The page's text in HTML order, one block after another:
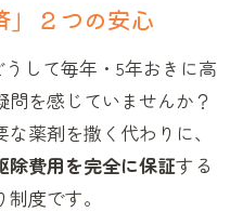
２つの安心
して毎年・5年おきに高
問を感じていませんか？
な薬剤を撒く代わりに、
除費用を完全に保証する
度です。